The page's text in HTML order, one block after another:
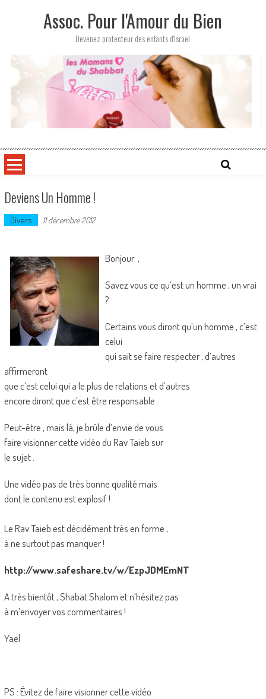
Assoc. Pour l'Amour du Bien
Devenez protecteur des enfants d'Israël
Deviens Un Homme !
Divers 11 décembre 2012
Bonjour ,
Savez vous ce qu’est un homme , un vrai
?
Certains vous diront qu’un homme , c’est
celui
qui sait se faire respecter , d’autres
affirmeront
que c’est celui qui a le plus de relations et d’autres
encore diront que c’est être responsable .
Peut-être , mais là, je brûle d’envie de vous
faire visionner cette vidéo du Rav Taieb sur
le sujet .
Une vidéo pas de très bonne qualité mais
dont le contenu est explosif !
Le Rav Taieb est décidément très en forme ,
à ne surtout pas manquer !
http://www.safeshare.tv/w/EzpJDMEmNT
A très bientôt , Shabat Shalom et n’hésitez pas
à m’envoyer vos commentaires !
Yael
PS : Évitez de faire visionner cette vidéo